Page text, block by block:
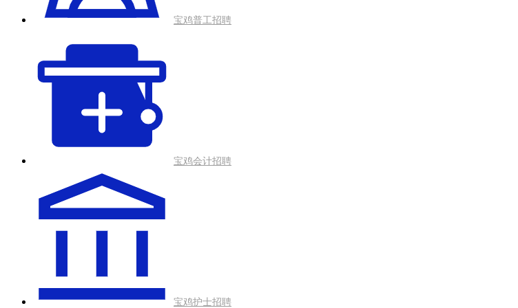
宝鸡普工招聘
宝鸡会计招聘
宝鸡护士招聘